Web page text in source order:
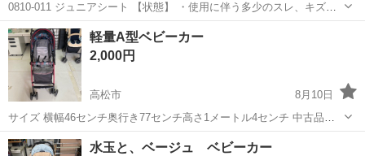
0810-011 ジュニアシート 【状態】 ・使用に伴う多少のスレ、キズ、
落としきれない汚れなどございます ・詳細は現地でご確認ください ・
お値引きは出来かねますのでご了承願います ※中古品のため、状態に
つ...
香川 高松市 キッズ用品 現地
軽量A型ベビーカー
2,000円
高松市
8月10日
サイズ 横幅46センチ奥行き77センチ高さ1メートル4センチ 中古品の
為複数のキズあり 3Nでお願いします
香川 高松市 ベビー用品
水玉と、ベージュ ベビーカー